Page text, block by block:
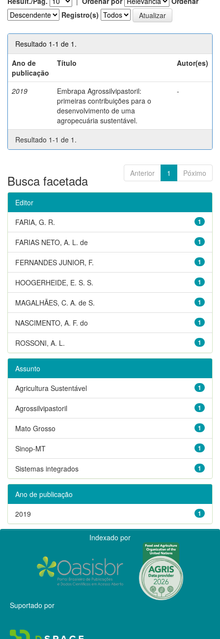
Registro(s)
Resultado 1-1 de 1.
Ano de
publicação
Título Autor(es)
2019
Embrapa Agrossilvipastoril:
primeiras contribuições para o
desenvolvimento de uma
agropecuária sustentável.
-
Resultado 1-1 de 1.
Anterior 1 Póximo
Busca facetada
Editor
1
FARIA, G. R.
1
FARIAS NETO, A. L. de
1
FERNANDES JUNIOR, F.
1
HOOGERHEIDE, E. S. S.
1
MAGALHÃES, C. A. de S.
1
NASCIMENTO, A. F. do
1
ROSSONI, A. L.
Assunto
1
Agricultura Sustentável
1
Agrossilvipastoril
1
Mato Grosso
1
Sinop-MT
1
Sistemas integrados
Ano de publicação
1
2019
Indexado por
Suportado por